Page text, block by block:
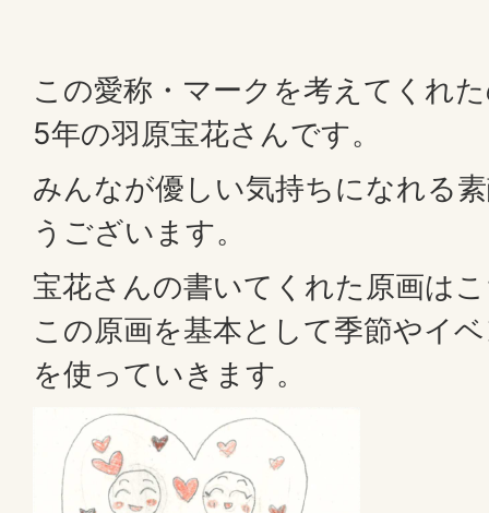
この愛称・マークを考えてくれ
5年の羽原宝花さんです。
みんなが優しい気持ちになれる
うございます。
宝花さんの書いてくれた原画は
この原画を基本として季節やイ
を使っていきます。